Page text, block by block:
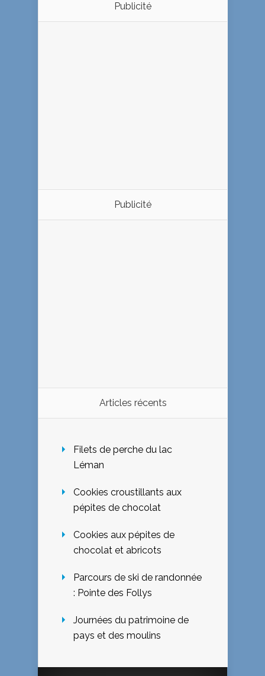
Publicité
Publicité
Articles récents
Filets de perche du lac
Léman
Cookies croustillants aux
pépites de chocolat
Cookies aux pépites de
chocolat et abricots
Parcours de ski de randonnée
: Pointe des Follys
Journées du patrimoine de
pays et des moulins